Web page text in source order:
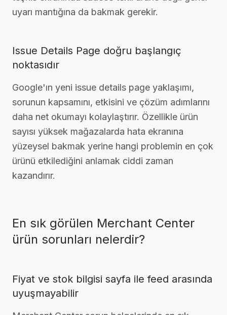
uyarı mantığına da bakmak gerekir.
Issue Details Page doğru başlangıç
noktasıdır
Google'ın yeni issue details page yaklaşımı,
sorunun kapsamını, etkisini ve çözüm adımlarını
daha net okumayı kolaylaştırır. Özellikle ürün
sayısı yüksek mağazalarda hata ekranına
yüzeysel bakmak yerine hangi problemin en çok
ürünü etkilediğini anlamak ciddi zaman
kazandırır.
En sık görülen Merchant Center
ürün sorunları nelerdir?
Fiyat ve stok bilgisi sayfa ile feed arasında
uyuşmayabilir